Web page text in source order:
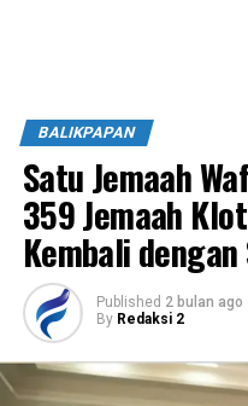
BALIKPAPAN
Satu Jemaah
359 Jemaah
Kembali
Published 2 bulan ago
By Redaksi 2